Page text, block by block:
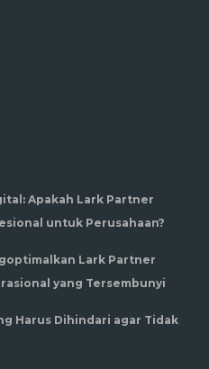
Apakah Lark Partner
untuk Perusahaan?
Lark Partner
yang Tersembunyi
Harus Dihindari agar Tidak